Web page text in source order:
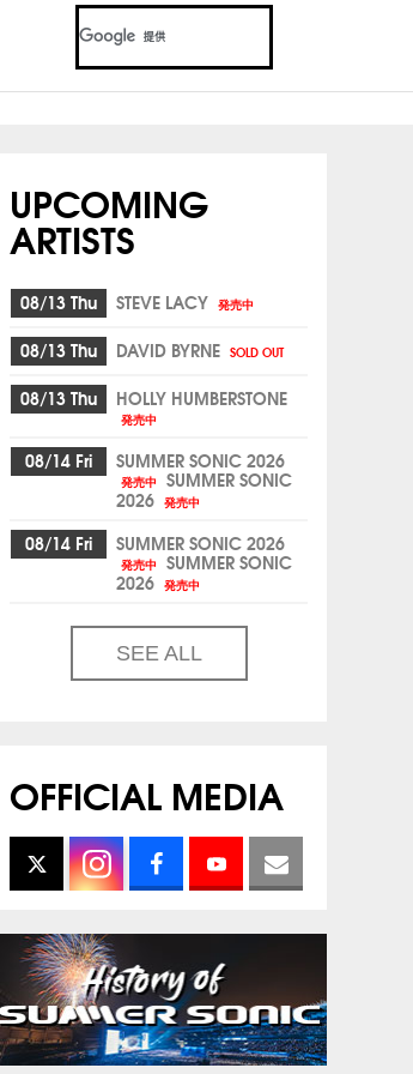
UPCOMING
ARTISTS
08/13 Thu STEVE LACY 発売中
08/13 Thu DAVID BYRNE SOLD OUT
08/13 Thu HOLLY HUMBERSTONE
発売中
08/14 Fri SUMMER SONIC 2026
発売中 SUMMER SONIC
2026 発売中
08/14 Fri SUMMER SONIC 2026
発売中 SUMMER SONIC
2026 発売中
SEE ALL
OFFICIAL MEDIA